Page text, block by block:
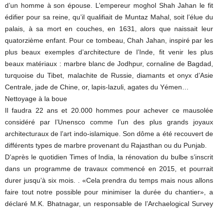
d’un homme à son épouse. L’empereur moghol Shah Jahan le fit
édifier pour sa reine, qu’il qualifiait de Muntaz Mahal, soit l’élue du
palais, à sa mort en couches, en 1631, alors que naissait leur
quatorzième enfant. Pour ce tombeau, Chah Jahan, inspiré par les
plus beaux exemples d’architecture de l’Inde, fit venir les plus
beaux matériaux : marbre blanc de Jodhpur, cornaline de Bagdad,
turquoise du Tibet, malachite de Russie, diamants et onyx d’Asie
Centrale, jade de Chine, or, lapis-lazuli, agates du Yémen…
Nettoyage à la boue
Il faudra 22 ans et 20.000 hommes pour achever ce mausolée
considéré par l’Unensco comme l’un des plus grands joyaux
architecturaux de l’art indo-islamique. Son dôme a été recouvert de
différents types de marbre provenant du Rajasthan ou du Punjab.
D’après le quotidien Times of India, la rénovation du bulbe s’inscrit
dans un programme de travaux commencé en 2015, et pourrait
durer jusqu’à six mois. . «Cela prendra du temps mais nous allons
faire tout notre possible pour minimiser la durée du chantier», a
déclaré M.K. Bhatnagar, un responsable de l’Archaelogical Survey